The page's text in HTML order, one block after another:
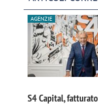
AGENZIE
S4 Capital,